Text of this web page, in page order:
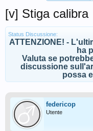
[v] Stiga calibra
Status Discussione:
ATTENZIONE! -
ha
Valuta se
discussione
possa
federicop
Utente